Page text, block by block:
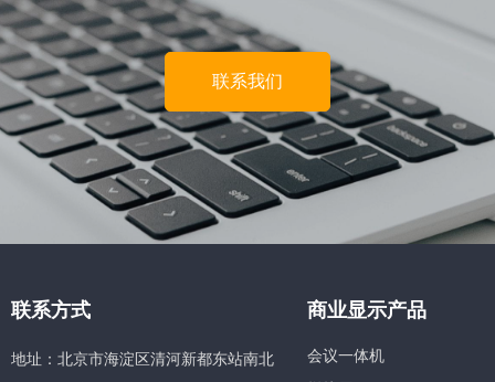
联系我们
会议一体机
商业显示产品
联系方式
地址：北京市海淀区清河新都东站南北